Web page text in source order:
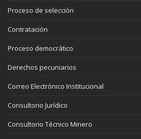
Proceso de selección
Contratación
Proceso democrático
Derechos pecuniarios
Correo Electrónico Institucional
Consultorio Jurídico
Consultorio Técnico Minero